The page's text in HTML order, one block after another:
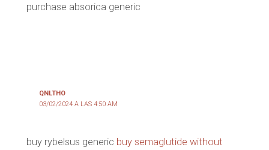
purchase absorica generic
QNLTHO
03/02/2024 A LAS 4:50 AM
buy rybelsus generic buy semaglutide without